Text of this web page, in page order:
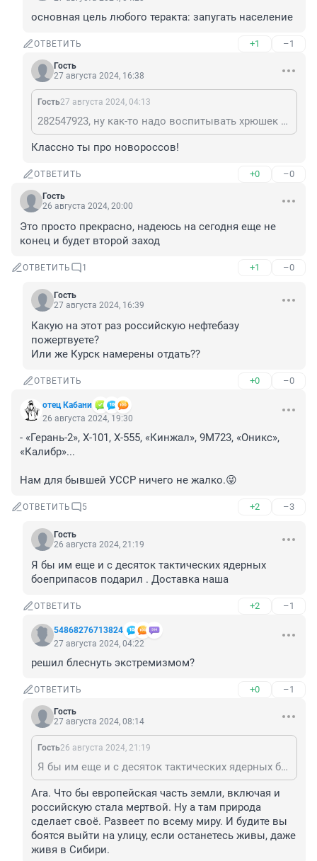
основная цель любого теракта: запугать население
ОТВЕТИТЬ +1 –1
Гость
27 августа 2024, 16:38
Гость27 августа 2024, 04:13
282547923, ну как-то надо воспитывать хрюшек на хуторах Незалежной
Классно ты про новороссов!
ОТВЕТИТЬ +0 –0
Гость
26 августа 2024, 20:00
Это просто прекрасно, надеюсь на сегодня еще не
конец и будет второй заход
ОТВЕТИТЬ 1 +1 –0
Гость
27 августа 2024, 16:39
Какую на этот раз российскую нефтебазу
пожертвуете?
Или же Курск намерены отдать??
ОТВЕТИТЬ +0 –0
отец Кабани
26 августа 2024, 19:30
- «Герань-2», Х-101, Х-555, «Кинжал», 9М723, «Оникс»,
«Калибр»...
Нам для бывшей УССР ничего не жалко.😜
ОТВЕТИТЬ 5 +2 –3
Гость
26 августа 2024, 21:19
Я бы им еще и с десяток тактических ядерных
боеприпасов подарил . Доставка наша
ОТВЕТИТЬ +2 –1
54868276713824
27 августа 2024, 04:22
решил блеснуть экстремизмом?
ОТВЕТИТЬ +0 –1
Гость
27 августа 2024, 08:14
Гость26 августа 2024, 21:19
Я бы им еще и с десяток тактических ядерных боеприпасов подарил . Доставка наша
Ага. Что бы европейская часть земли, включая и
российскую стала мертвой. Ну а там природа
сделает своё. Развеет по всему миру. И будите вы
боятся выйти на улицу, если останетесь живы, даже
живя в Сибири.